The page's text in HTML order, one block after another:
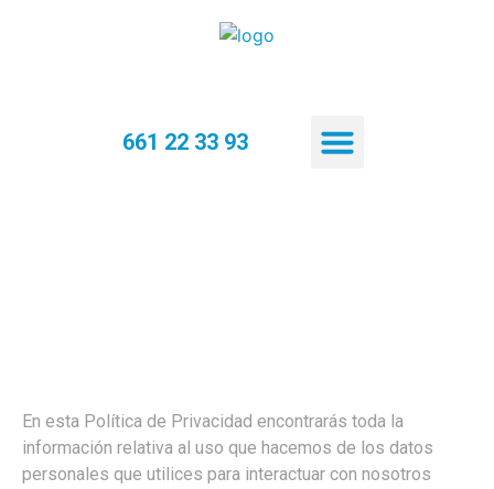
661 22 33 93
En esta Política de Privacidad encontrarás toda la
información relativa al uso que hacemos de los datos
personales que utilices para interactuar con nosotros